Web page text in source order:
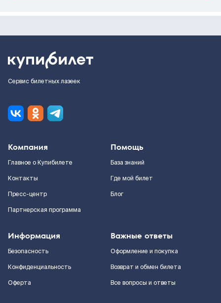
Сервис билетных лазеек
Компания
Главное о Купибилете
Контакты
Пресс-центр
Партнерская программа
Помощь
База знаний
Где мой билет
Блог
Информация
Безопасность
Конфиденциальность
Оферта
Важные ответы
Оформление и покупка
Возврат и обмен билета
Все вопросы и ответы